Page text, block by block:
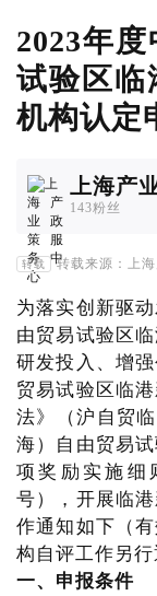
2023年
试验区临
机构认定
上海产
143粉丝
转载 转载来源：上
为落实创新驱
由贸易试验区
研发投入、增
贸易试验区临
法》（沪自贸
海）自由贸易
项奖励实施细
号），开展临
作通知如下（
构自评工作另行
一、申报条件